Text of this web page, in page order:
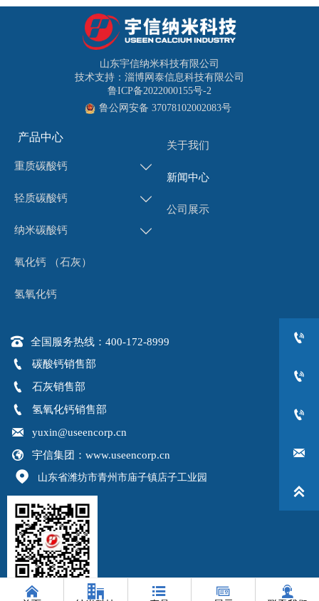
山东宇信纳米科技有限公司
技术支持：淄博网泰信息科技有限公司
鲁ICP备2022000155号-2
鲁公网安备 37078102002083号
产品中心
重质碳酸钙 
轻质碳酸钙 
纳米碳酸钙 
氧化钙 （石灰）
氢氧化钙
关于我们
新闻中心
公司展示
 全国服务热线：400-172-8999
 碳酸钙销售部
 石灰销售部
 氢氧化钙销售部
 yuxin@useencorp.cn
 宇信集团：www.useencorp.cn
 山东省潍坊市青州市庙子镇店子工业园
宇信集团公众号
    




